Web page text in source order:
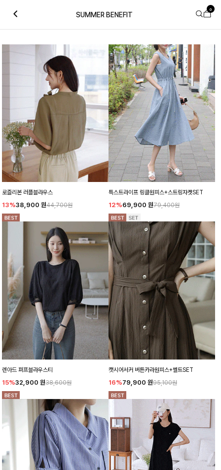
SUMMER BENEFIT
0
로즐리본 러플블라우스
13%38,900 원44,700원
특스트라이프 링클원피스+스트링자켓SET
12%69,900 원79,400원
렌아드 퍼프블라우스티
15%32,900 원38,600원
캣시어서커 버튼카라원피스+벨트SET
16%79,900 원95,100원